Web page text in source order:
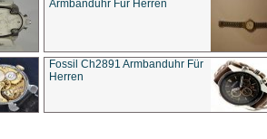
Armbanduhr Für Herren
Fossil Ch2891 Armbanduhr Für
Herren